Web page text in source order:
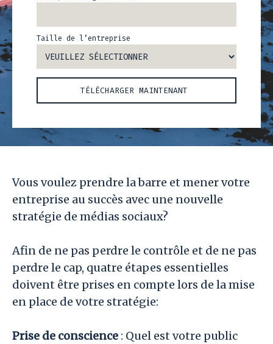
Taille de l’entreprise
Vous voulez prendre la barre et mener votre
entreprise au succès avec une nouvelle
stratégie de médias sociaux?
Afin de ne pas perdre le contrôle et de ne pas
perdre le cap, quatre étapes essentielles
doivent être prises en compte lors de la mise
en place de votre stratégie:
Prise de conscience : Quel est votre public